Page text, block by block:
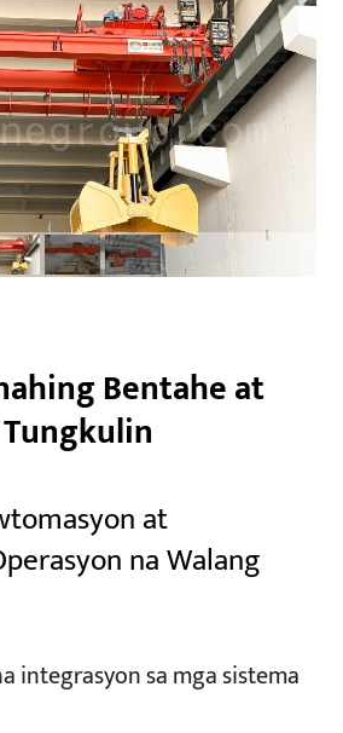
Bentahe at
at
na Walang
integrasyon sa mga sistema